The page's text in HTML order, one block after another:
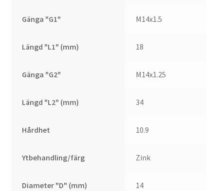
Gänga "G1" M14x1.5
Längd "L1" (mm) 18
Gänga "G2" M14x1.25
Längd "L2" (mm) 34
Hårdhet 10.9
Ytbehandling/färg Zink
Diameter "D" (mm) 14